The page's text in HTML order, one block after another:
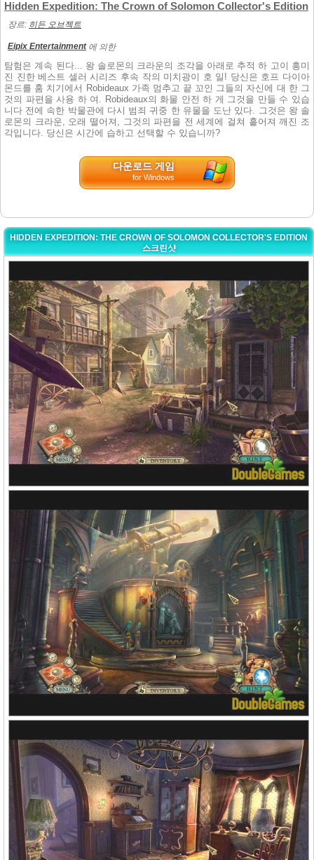
Hidden Expedition: The Crown of Solomon Collector's Edition
장르: 히든 오브젝트
Eipix Entertainment에 의한
탐험은 계속 된다... 왕 솔로몬의 크라운의 조각을 아래로 추적 하 고이 흥미
진 진한 베스트 셀러 시리즈 후속 작의 미치광이 호 일! 당신은 호프 다이아
몬드를 훔 치기에서 Robideaux 가족 멈추고 끝 꼬인 그들의 자신에 대 한 그
것의 파편을 사용 하 여. Robideaux의 화물 안전 하 게 그것을 만들 수 있습
니다 전에 속한 박물관에 다시 범죄 귀중 한 유물을 도난 있다. 그것은 왕 솔
로몬의 크라운, 오래 떨어져, 그것의 파편을 전 세계에 걸쳐 흩어져 깨진 조
각입니다. 당신은 시간에 습하고 선택할 수 있습니까?
다운로드 게임
for Windows
HIDDEN EXPEDITION: THE CROWN OF SOLOMON COLLECTOR'S EDITION
스크린샷